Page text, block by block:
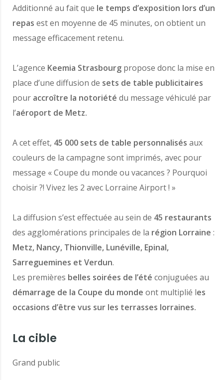
Additionné au fait que le temps d’exposition lors d’un
repas est en moyenne de 45 minutes, on obtient un
message efficacement retenu.
L’agence Keemia Strasbourg propose donc la mise en
place d’une diffusion de sets de table publicitaires
pour accroître la notoriété du message véhiculé par
l’aéroport de Metz.
A cet effet, 45 000 sets de table personnalisés aux
couleurs de la campagne sont imprimés, avec pour
message « Coupe du monde ou vacances ? Pourquoi
choisir ?! Vivez les 2 avec Lorraine Airport ! »
La diffusion s’est effectuée au sein de 45 restaurants
des agglomérations principales de la région Lorraine :
Metz, Nancy, Thionville, Lunéville, Epinal,
Sarreguemines et Verdun.
Les premières belles soirées de l’été conjuguées au
démarrage de la Coupe du monde ont multiplié les
occasions d’être vus sur les terrasses lorraines.
La cible
Grand public